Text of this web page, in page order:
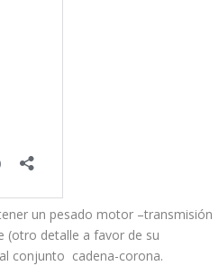
un pesado motor –transmisión
(otro detalle a favor de su
conjunto cadena-corona.